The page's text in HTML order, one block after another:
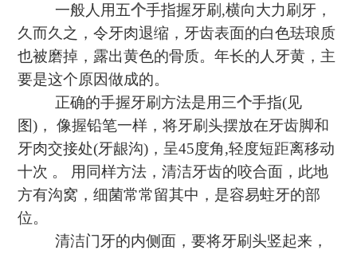
一般人用五个手指握牙刷 ,横向大力刷牙，
久而久之，令牙肉退缩，牙齿表面的白色珐琅质
也被磨掉，露出黄色的骨质。年长的人牙黄，主
要是这个原因做成的。
正确的手握牙刷方法是用三个手指(见
图) ，
像握铅笔一样，将牙刷头摆放在牙齿脚和
牙肉交接处(牙龈沟) ，呈45度角,轻度短距离移动
十次 。
用同样方法，清洁牙齿的咬合面，此地
方有沟窝，细菌常常留其中，是容易蛀牙的部
位。
清洁门牙的内侧面，要将牙刷头竖起来，